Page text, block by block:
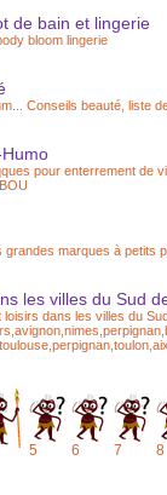
de bain et lingerie
bloom lingerie
Conseils beauté, liste
pour enterrement de
grandes marques à petits
les villes du Sud
dans les villes du
5 6 7 8